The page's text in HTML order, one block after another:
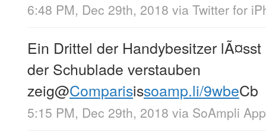
6:48 PM, Dec 29th, 2018 via Twitter for
Ein Drittel der Handybesitzer
der Schublade verstauben
zeig@Comparisissoamp.li/9wbeCb
5:15 PM, Dec 29th, 2018 via SoAmpli App